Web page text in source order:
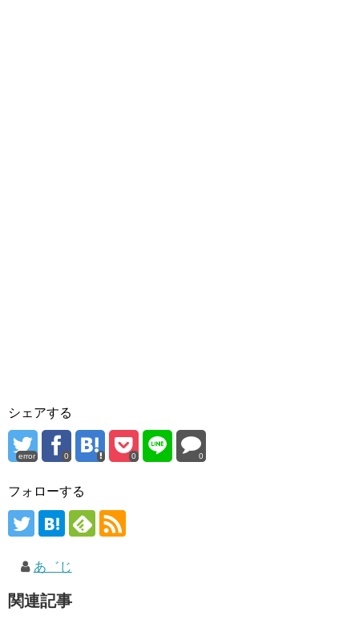
シェアする
error 0 0 0
フォローする
あ゛じ
関連記事